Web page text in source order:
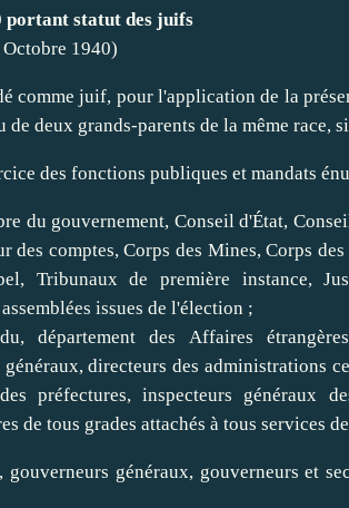
portant statut des juifs
1940)
comme juif, pour l'application de la
de deux grands-parents de la même race,
des fonctions publiques et mandats
du gouvernement, Conseil d'État,
des comptes, Corps des Mines, Corps
Tribunaux de première instance,
issues de l'élection ;
département des Affaires
directeurs des administrations
préfectures, inspecteurs généraux
de tous grades attachés à tous services
gouverneurs généraux, gouverneurs et